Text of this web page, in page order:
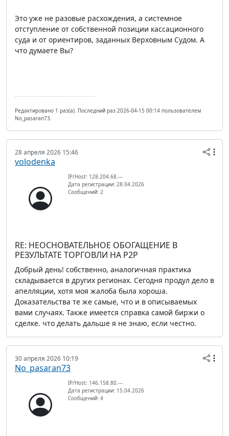
Это уже не разовые расхождения, а системное
отступление от собственной позиции кассационного
суда и от ориентиров, заданных Верховным Судом. А
что думаете Вы?
Редактировано 1 раз(а). Последний раз 2026-04-15 00:14 пользователем
No_pasaran73.
28 апреля 2026 15:46
volodenka
IP/Host: 128.204.68.---
Дата регистрации: 28.04.2026
Сообщений: 2
RE: НЕОСНОВАТЕЛЬНОЕ ОБОГАЩЕНИЕ В
РЕЗУЛЬТАТЕ ТОРГОВЛИ НА P2P
Добрый день! собственно, аналогичная практика
складывается в других регионах. Сегодня продул дело в
апелляции, хотя моя жалоба была хороша.
Доказательства те же самые, что и в описываемых
вами случаях. Также имеется справка самой биржи о
сделке. что делать дальше я не знаю, если честно.
30 апреля 2026 10:19
No_pasaran73
IP/Host: 146.158.80.---
Дата регистрации: 15.04.2026
Сообщений: 4